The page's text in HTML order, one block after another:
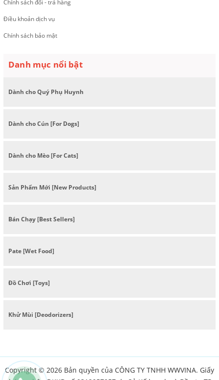
Chính sách đổi - trả hàng
Điều khoản dịch vụ
Chính sách bảo mật
Danh mục nổi bật
Dành cho Quý Phụ Huynh
Dành cho Cún [For Dogs]
Dành cho Mèo [For Cats]
Sản Phẩm Mới [New Products]
Bán Chạy [Best Sellers]
Pate [Wet Food]
Đồ Chơi [Toys]
Khử Mùi [Deodorizers]
Copyright © 2026 Bản quyền của CÔNG TY TNHH WWVINA. Giấy